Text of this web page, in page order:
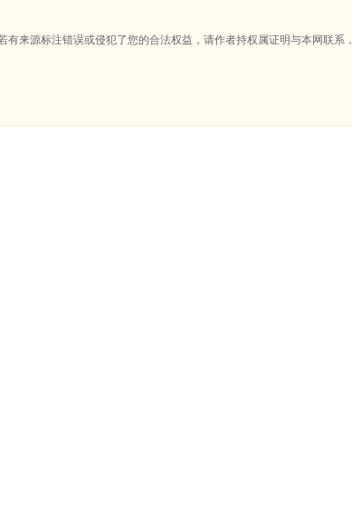
来源标注错误或侵犯了您的合法权益，请作者持权属证明与本网联系，